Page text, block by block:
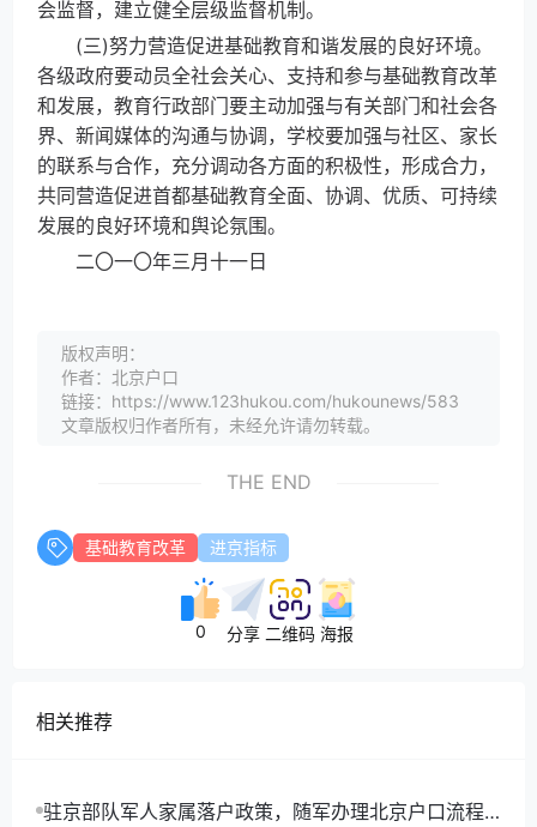
会监督，建立健全层级监督机制。
(三)努力营造促进基础教育和谐发展的良好环境。
各级政府要动员全社会关心、支持和参与基础教育改革
和发展，教育行政部门要主动加强与有关部门和社会各
界、新闻媒体的沟通与协调，学校要加强与社区、家长
的联系与合作，充分调动各方面的积极性，形成合力，
共同营造促进首都基础教育全面、协调、优质、可持续
发展的良好环境和舆论氛围。
二〇一〇年三月十一日
版权声明：
作者：北京户口
链接：https://www.123hukou.com/hukounews/583
文章版权归作者所有，未经允许请勿转载。
THE END
基础教育改革 进京指标
0 分享 二维码 海报
相关推荐
驻京部队军人家属落户政策，随军办理北京户口流程